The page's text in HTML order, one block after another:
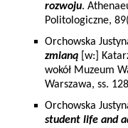
rozwoju.
Politologiczne,
Orchowska
zmianą [w:]
wokół Muzeum
Warszawa, ss.
Orchowska
student life and